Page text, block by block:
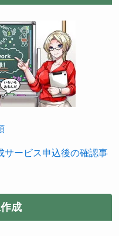
サービス申込後の確認事
成